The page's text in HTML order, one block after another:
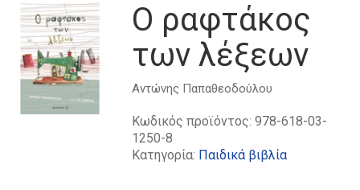
Ο ραφτάκος
των λέξεων
Αντώνης Παπαθεοδούλου
Κωδικός προϊόντος:978-618-03-
1250-8
Κατηγορία: Παιδικά βιβλία